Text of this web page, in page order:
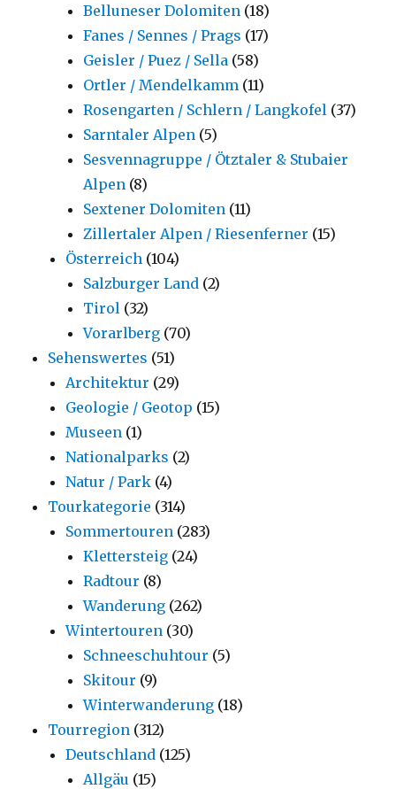
Belluneser Dolomiten (18)
Fanes / Sennes / Prags (17)
Geisler / Puez / Sella (58)
Ortler / Mendelkamm (11)
Rosengarten / Schlern / Langkofel (37)
Sarntaler Alpen (5)
Sesvennagruppe / Ötztaler & Stubaier
Alpen (8)
Sextener Dolomiten (11)
Zillertaler Alpen / Riesenferner (15)
Österreich (104)
Salzburger Land (2)
Tirol (32)
Vorarlberg (70)
Sehenswertes (51)
Architektur (29)
Geologie / Geotop (15)
Museen (1)
Nationalparks (2)
Natur / Park (4)
Tourkategorie (314)
Sommertouren (283)
Klettersteig (24)
Radtour (8)
Wanderung (262)
Wintertouren (30)
Schneeschuhtour (5)
Skitour (9)
Winterwanderung (18)
Tourregion (312)
Deutschland (125)
Allgäu (15)